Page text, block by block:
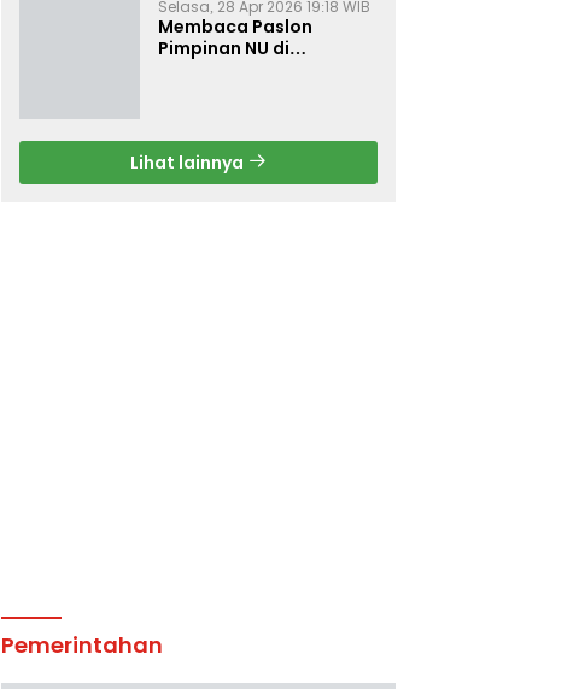
Selasa, 28 Apr 2026 19:18 WIB
Membaca Paslon
Pimpinan NU di
Lihat lainnya
Pemerintahan